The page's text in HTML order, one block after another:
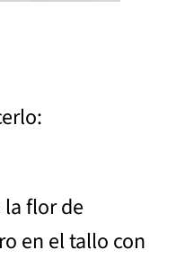
flor de
en el tallo con